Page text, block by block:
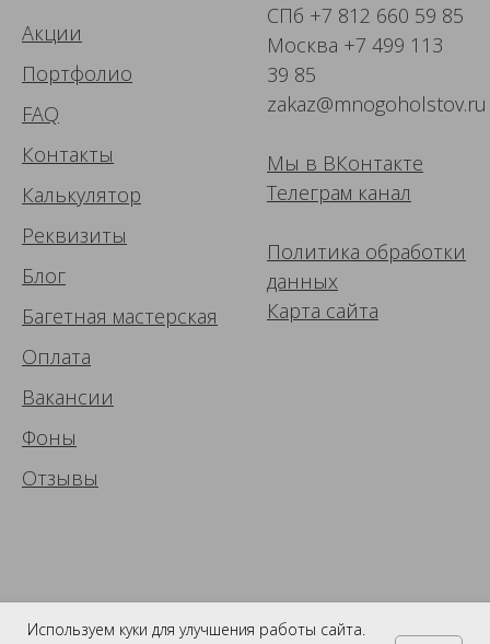
Используем куки для улучшения работы сайта.
Акции
Портфолио
FAQ
Контакты
Калькулятор
Реквизиты
Блог
Багетная мастерская
Оплата
Вакансии
Фоны
Отзывы
СПб +7 812 660 59 85
Москва +7 499 113
39 85
zakaz@mnogoholstov.ru
Мы в ВКонтакте
Телеграм канал
Политика обработки
данных
Карта сайта